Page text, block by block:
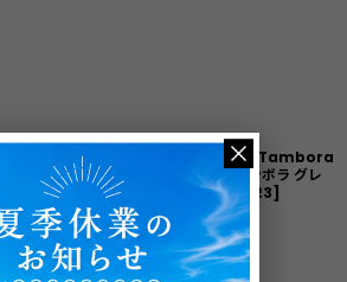
Clay Paky Tambora
Stormy Linear（タン
ボラ ストーミー ライナ
ー） [CL2024]
Clay Paky Tambora
Glare（タンボラ グレ
ア）[CL2023]